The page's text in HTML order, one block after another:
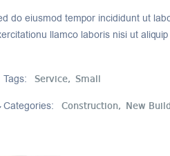
do eiusmod tempor incididunt ut
llamco laboris nisi ut
Tags: Service, Small
Categories: Construction, New